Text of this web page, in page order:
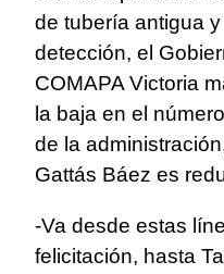
de tubería antigua
detección, el
COMAPA Victoria
la baja en el
de la
Gattás Báez es
-Va desde estas
felicitación, hasta